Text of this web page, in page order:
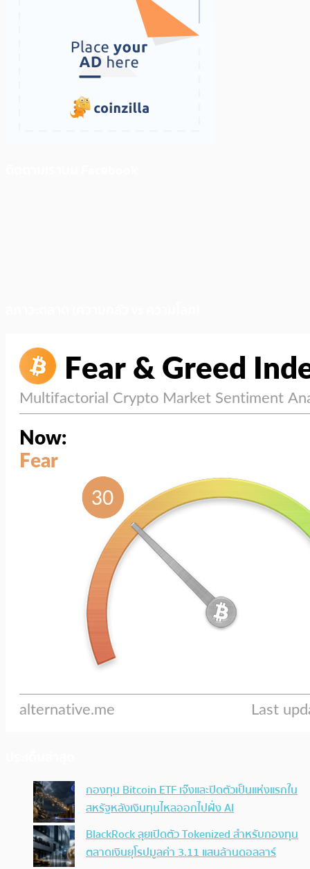
กองทุน Bitcoin ETF เจ๊งและปิดตัวเป็นแห่งแรกใน
สหรัฐหลังเงินทุนไหลออกไปฝั่ง AI
BlackRock ลุยเปิดตัว Tokenized สำหรับกองทุน
ตลาดเงินยุโรปมูลค่า 3.11 แสนล้านดอลลาร์